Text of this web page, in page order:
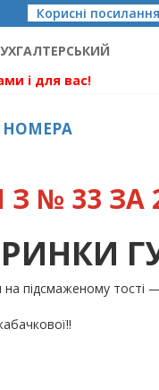
Корисні посилання
і для вас!
НОМЕРА
№ 33 ЗА
підсмаженому тості